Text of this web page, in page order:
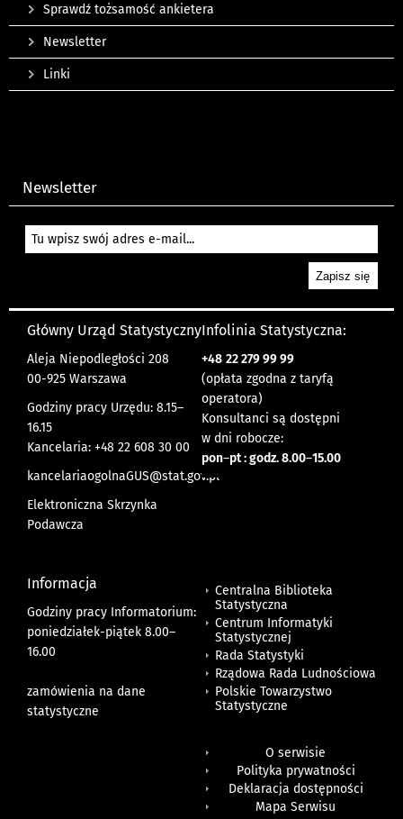
Sprawdź tożsamość ankietera
Newsletter
Linki
Newsletter
Główny Urząd Statystyczny
Aleja Niepodległości 208
00-925 Warszawa
Godziny pracy Urzędu: 8.15–
16.15
Kancelaria: +48 22 608 30 00
kancelariaogolnaGUS@stat.gov.pl
Elektroniczna Skrzynka
Podawcza
Infolinia Statystyczna:
+48 22 279 99 99
(opłata zgodna z taryfą
operatora)
Konsultanci są dostępni
w dni robocze:
pon–pt : godz. 8.00–15.00
Informacja
Godziny pracy Informatorium:
poniedziałek-piątek 8.00–
16.00
zamówienia na dane
statystyczne
Centralna Biblioteka
Statystyczna
Centrum Informatyki
Statystycznej
Rada Statystyki
Rządowa Rada Ludnościowa
Polskie Towarzystwo
Statystyczne
O serwisie
Polityka prywatności
Deklaracja dostępności
Mapa Serwisu